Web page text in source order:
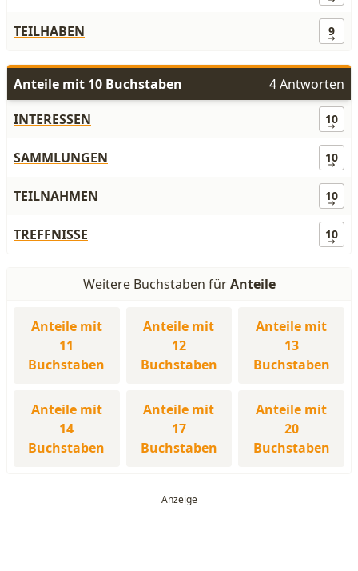
TEILHABEN 9
Anteile mit 10 Buchstaben
4 Antworten
INTERESSEN
10
SAMMLUNGEN 10
TEILNAHMEN 10
TREFFNISSE 10
Weitere Buchstaben fürAnteile
Anteile mit
11
Buchstaben
Anteile mit
12
Buchstaben
Anteile mit
13
Buchstaben
Anteile mit
14
Buchstaben
Anteile mit
17
Buchstaben
Anteile mit
20
Buchstaben